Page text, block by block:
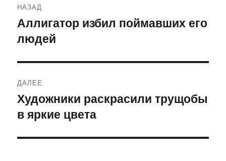
по
записям
НАЗАД
Предыдущая
запись:
Аллигатор избил поймавших его
людей
ДАЛЕЕ
Следующая
запись:
Художники раскрасили трущобы
в яркие цвета